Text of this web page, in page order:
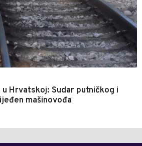
Hrvatskoj: Sudar putničkog i
mašinovođa